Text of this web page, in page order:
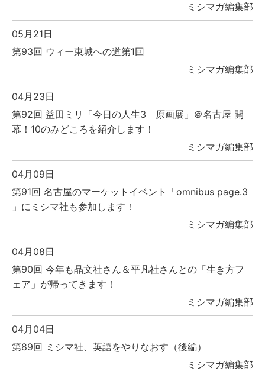
ミシマガ編集部
05月21日
第93回 ウィー東城への道第1回
ミシマガ編集部
04月23日
第92回 益田ミリ「今日の人生3 原画展」＠名古屋 開
幕！10のみどころを紹介します！
ミシマガ編集部
04月09日
第91回 名古屋のマーケットイベント「omnibus page.3
」にミシマ社も参加します！
ミシマガ編集部
04月08日
第90回 今年も晶文社さん＆平凡社さんとの「生き方フ
ェア」が帰ってきます！
ミシマガ編集部
04月04日
第89回 ミシマ社、英語をやりなおす（後編）
ミシマガ編集部